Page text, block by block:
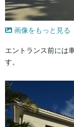
画像をもっと見る
エントランス前には
す。